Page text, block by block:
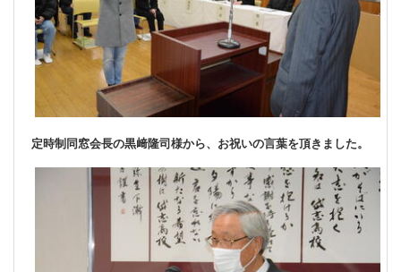
定時制同窓会長の黒﨑隆司様から、お祝いの言葉を頂きました。